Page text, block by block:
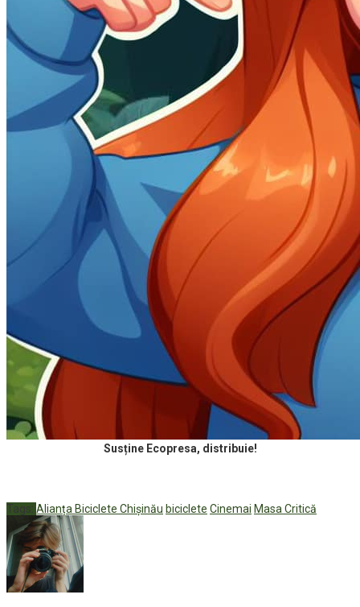
Susține Ecopresa, distribuie!
Tags: Alianța Biciclete Chișinău biciclete Cinemai Masa Critică